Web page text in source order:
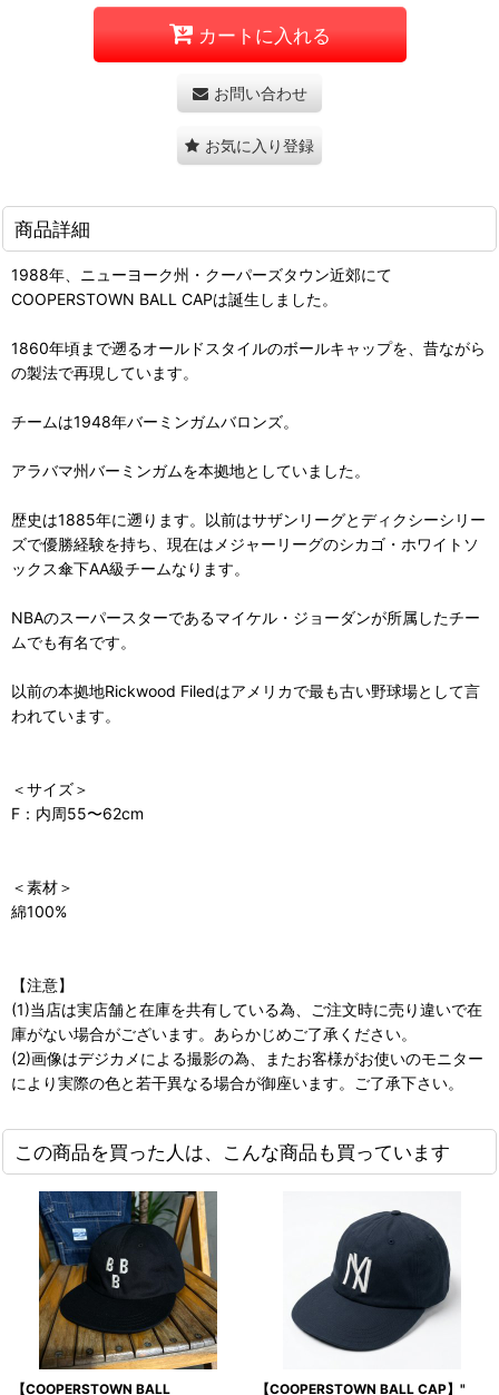
カートに入れる
お問い合わせ
お気に入り登録
商品詳細
1988年、ニューヨーク州・クーパーズタウン近郊にて
COOPERSTOWN BALL CAPは誕生しました。
1860年頃まで遡るオールドスタイルのボールキャップを、昔ながら
の製法で再現しています。
チームは1948年バーミンガムバロンズ。
アラバマ州バーミンガムを本拠地としていました。
歴史は1885年に遡ります。以前はサザンリーグとディクシーシリー
ズで優勝経験を持ち、現在はメジャーリーグのシカゴ・ホワイトソ
ックス傘下AA級チームなります。
NBAのスーパースターであるマイケル・ジョーダンが所属したチー
ムでも有名です。
以前の本拠地Rickwood Filedはアメリカで最も古い野球場として言
われています。
＜サイズ＞
F：内周55〜62cm
＜素材＞
綿100%
【注意】
(1)当店は実店舗と在庫を共有している為、ご注文時に売り違いで在
庫がない場合がございます。あらかじめご了承ください。
(2)画像はデジカメによる撮影の為、またお客様がお使いのモニター
により実際の色と若干異なる場合が御座います。ご了承下さい。
この商品を買った人は、こんな商品も買っています
【COOPERSTOWN BALL
【COOPERSTOWN BALL CAP】"